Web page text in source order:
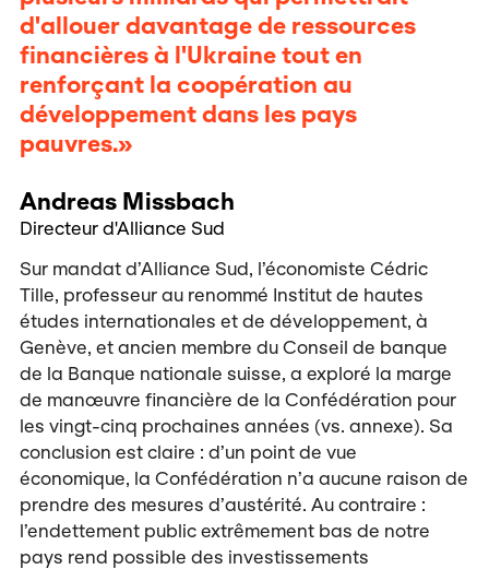
Sur mandat d’Alliance Sud, l’économiste Cédric
Tille, professeur au renommé Institut de hautes
études internationales et de développement, à
Genève, et ancien membre du Conseil de banque
de la Banque nationale suisse, a exploré la marge
de manœuvre financière de la Confédération pour
les vingt-cinq prochaines années (vs. annexe). Sa
conclusion est claire : d’un point de vue
économique, la Confédération n’a aucune raison de
prendre des mesures d’austérité. Au contraire :
l’endettement public extrêmement bas de notre
pays rend possible des investissements
d'allouer davantage de ressources
financières à l'Ukraine tout en
renforçant la coopération au
développement dans les pays
pauvres.»
Andreas Missbach
Directeur d'Alliance Sud